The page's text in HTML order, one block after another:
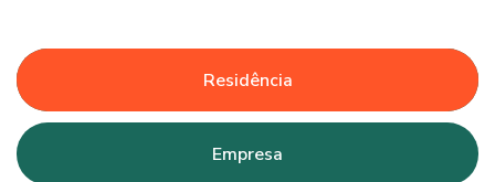
Residência
Empresa